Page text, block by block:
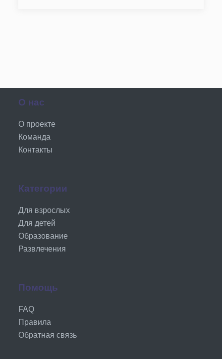
О нас
О проекте
Команда
Контакты
Категории
Для взрослых
Для детей
Образование
Развлечения
Помощь
FAQ
Правила
Обратная связь